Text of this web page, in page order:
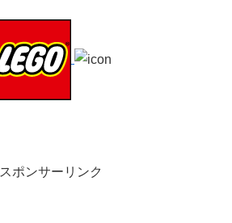
スポンサーリンク